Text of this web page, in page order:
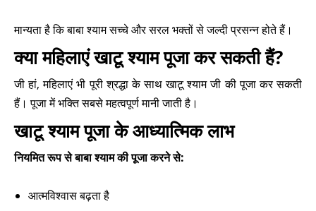
मान्यता है कि बाबा श्याम सच्चे और सरल भक्तों से जल्दी प्रसन्न होते हैं।
क्या महिलाएं खाटू श्याम पूजा कर सकती हैं?
जी हां, महिलाएं भी पूरी श्रद्धा के साथ खाटू श्याम जी की पूजा कर सकती
हैं। पूजा में भक्ति सबसे महत्वपूर्ण मानी जाती है।
खाटू श्याम पूजा के आध्यात्मिक लाभ
नियमित रूप से बाबा श्याम की पूजा करने से:
आत्मविश्वास बढ़ता है